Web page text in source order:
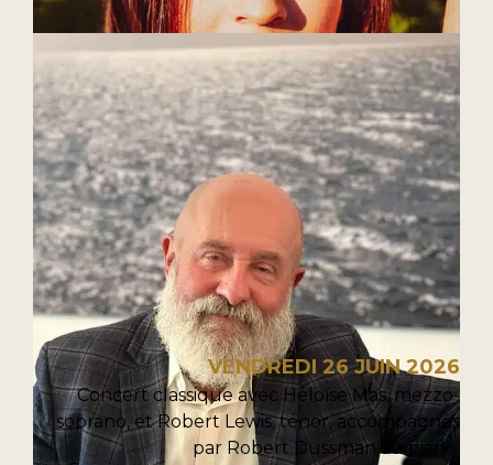
VENDREDI 26 JUIN 2026
Concert classique avec Héloïse Mas, mezzo-
soprano, et Robert Lewis, ténor, accompagnés
par Robert Dussman au piano.